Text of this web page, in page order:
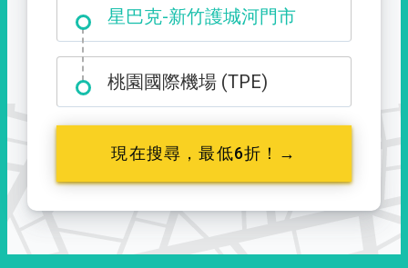
星巴克-新竹護城河門市
大霸尖山登山口
桃園國際機場 (TPE)
現在搜尋，最低6折！→